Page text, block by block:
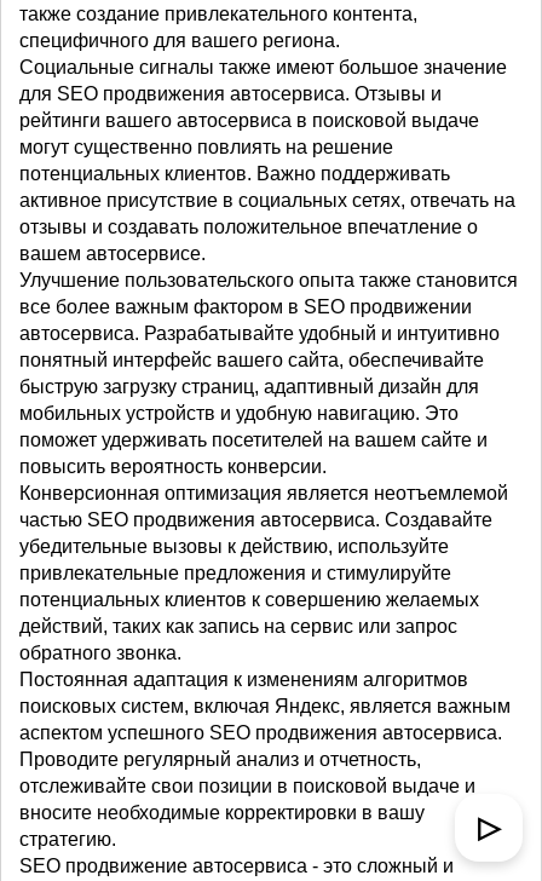
также создание привлекательного контента,
специфичного для вашего региона.
Социальные сигналы также имеют большое значение
для SEO продвижения автосервиса. Отзывы и
рейтинги вашего автосервиса в поисковой выдаче
могут существенно повлиять на решение
потенциальных клиентов. Важно поддерживать
активное присутствие в социальных сетях, отвечать на
отзывы и создавать положительное впечатление о
вашем автосервисе.
Улучшение пользовательского опыта также становится
все более важным фактором в SEO продвижении
автосервиса. Разрабатывайте удобный и интуитивно
понятный интерфейс вашего сайта, обеспечивайте
быструю загрузку страниц, адаптивный дизайн для
мобильных устройств и удобную навигацию. Это
поможет удерживать посетителей на вашем сайте и
повысить вероятность конверсии.
Конверсионная оптимизация является неотъемлемой
частью SEO продвижения автосервиса. Создавайте
убедительные вызовы к действию, используйте
привлекательные предложения и стимулируйте
потенциальных клиентов к совершению желаемых
действий, таких как запись на сервис или запрос
обратного звонка.
Постоянная адаптация к изменениям алгоритмов
поисковых систем, включая Яндекс, является важным
аспектом успешного SEO продвижения автосервиса.
Проводите регулярный анализ и отчетность,
отслеживайте свои позиции в поисковой выдаче и
вносите необходимые корректировки в вашу
стратегию.
SEO продвижение автосервиса - это сложный и
▷